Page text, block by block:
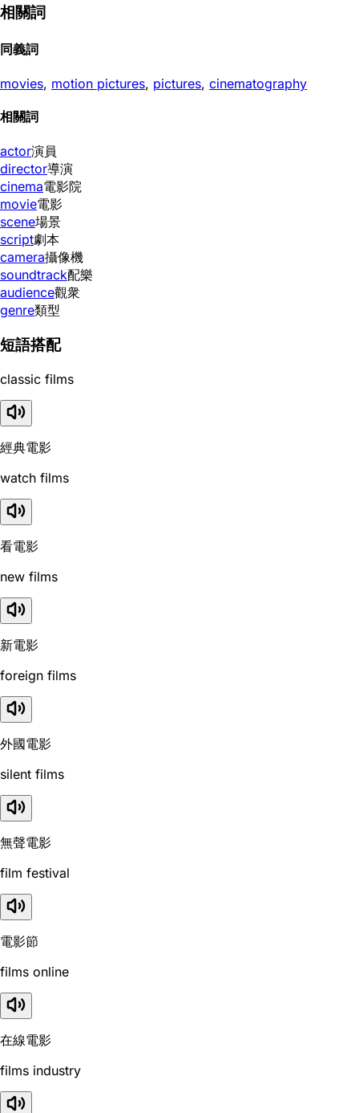
相關詞
同義詞
movies, motion pictures, pictures, cinematography
相關詞
actor演員
director導演
cinema電影院
movie電影
scene場景
script劇本
camera攝像機
soundtrack配樂
audience觀衆
genre類型
短語搭配
classic films
經典電影
watch films
看電影
new films
新電影
foreign films
外國電影
silent films
無聲電影
film festival
電影節
films online
在線電影
films industry